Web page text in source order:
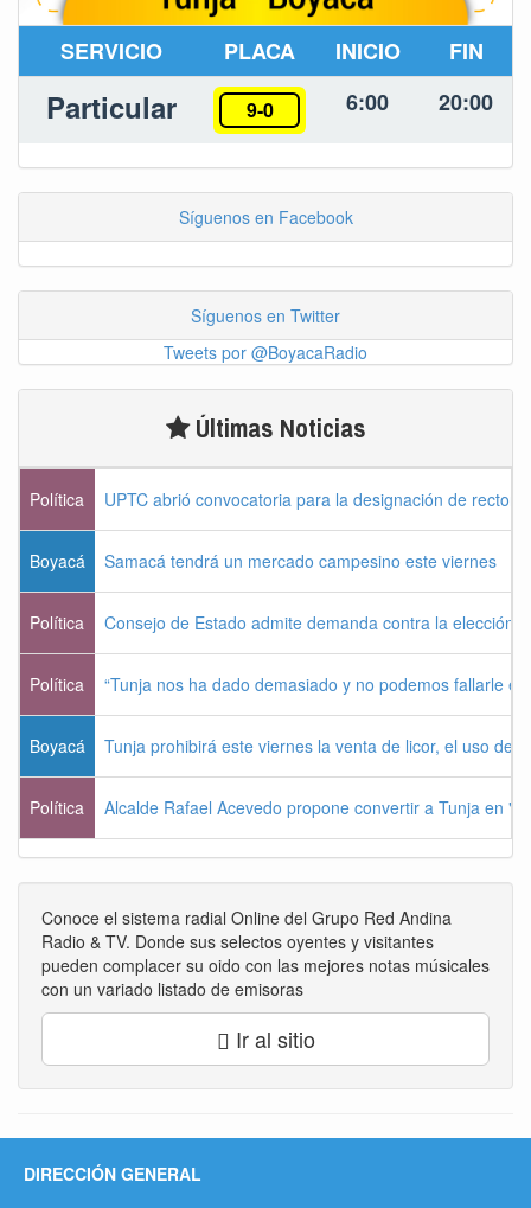
SERVICIO PLACA INICIO FIN
Particular 9-0 6:00 20:00
Síguenos en Facebook
Síguenos en Twitter
Tweets por @BoyacaRadio
Últimas Noticias
Política UPTC abrió convocatoria para la designación de rector
Boyacá Samacá tendrá un mercado campesino este viernes
Política Consejo de Estado admite demanda contra la elección
Política “Tunja nos ha dado demasiado y no podemos fallarle
Boyacá Tunja prohibirá este viernes la venta de licor, el uso de
Política Alcalde Rafael Acevedo propone convertir a Tunja en
Conoce el sistema radial Online del Grupo Red Andina
Radio & TV. Donde sus selectos oyentes y visitantes
pueden complacer su oido con las mejores notas músicales
con un variado listado de emisoras
Ir al sitio
DIRECCIÓN GENERAL